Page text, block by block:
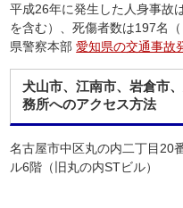
平成26年に発生した人身事故
を含む）、死傷者数は197名
県警察本部愛知県の交通事故
犬山市、江南市、岩倉市
務所へのアクセス方法
名古屋市中区丸の内二丁目20
ル6階（旧丸の内STビル）